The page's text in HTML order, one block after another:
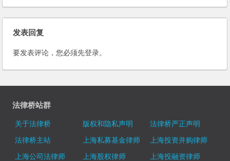
发表回复
要发表评论，您必须先登录。
法律桥站群
关于法律桥 版权和隐私声明
法律桥严正声明
法律桥主站
上海私募基金律师
上海投资并购律师
上海公司法律师
上海股权律师
上海投融资律师